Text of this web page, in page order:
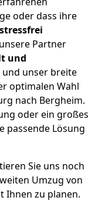
oder dass ihre
Partner
und
und unser breite
optimalen Wahl
nach Bergheim.
oder ein großes
passende Lösung
Sie uns noch
Umzug von
Ihnen zu planen.